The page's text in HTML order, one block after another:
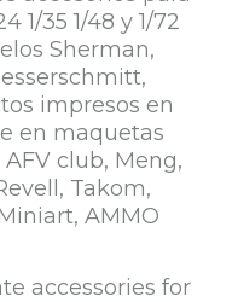
1/35 1/48 y 1/72
Sherman,
impresos en
en maquetas
club, Meng,
Takom,
AMMO
accessories for